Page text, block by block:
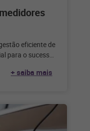
eficiente de
para o sucesso
+ saiba mais